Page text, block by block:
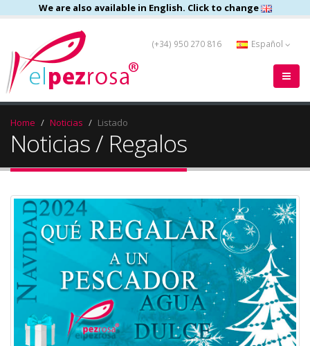
We are also available in English. Click to change
(+34) 950 270 816 Español
Home Noticias Listado
Noticias / Regalos